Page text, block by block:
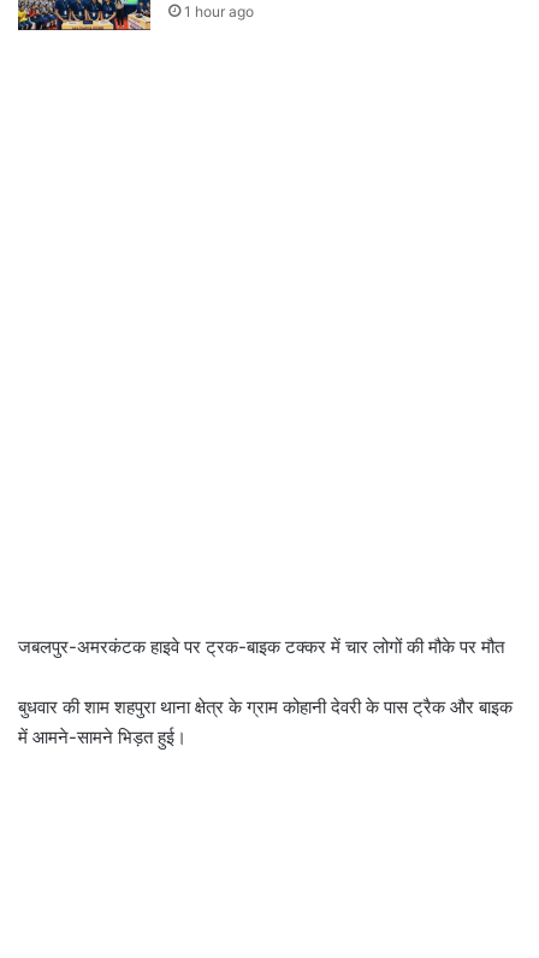
1 hour ago
जबलपुर-अमरकंटक हाइवे पर ट्रक-बाइक टक्कर में चार लोगों की मौके पर मौत
बुधवार की शाम शहपुरा थाना क्षेत्र के ग्राम कोहानी देवरी के पास ट्रैक और बाइक
में आमने-सामने भिड़त हुई।